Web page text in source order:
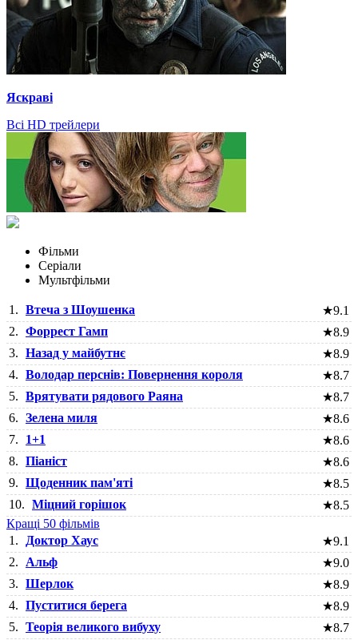
Яскраві
Всі HD трейлери
Фільми
Серіали
Мультфільми
1. Втеча з Шоушенка ★9.1
2. Форрест Гамп ★8.9
3. Назад у майбутнє ★8.9
4. Володар перснів: Повернення короля ★8.7
5. Врятувати рядового Раяна ★8.7
6. Зелена миля ★8.6
7.
1+1 ★8.6
8. Піаніст ★8.6
9. Щоденник пам'яті ★8.5
10. Міцний горішок ★8.5
Кращі 50 фільмів
1.
Доктор Хаус ★9.1
2.
Альф ★9.0
3. Шерлок ★8.9
4. Пуститися берега ★8.9
5. Теорія великого вибуху ★8.7